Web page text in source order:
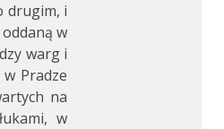
drugim, i
w
warg i
Pradze
na
w